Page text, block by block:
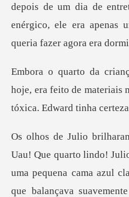
e um dia de
enérgico, ele era a
, era feito de materiais
t
pequena cama azul
que balançava